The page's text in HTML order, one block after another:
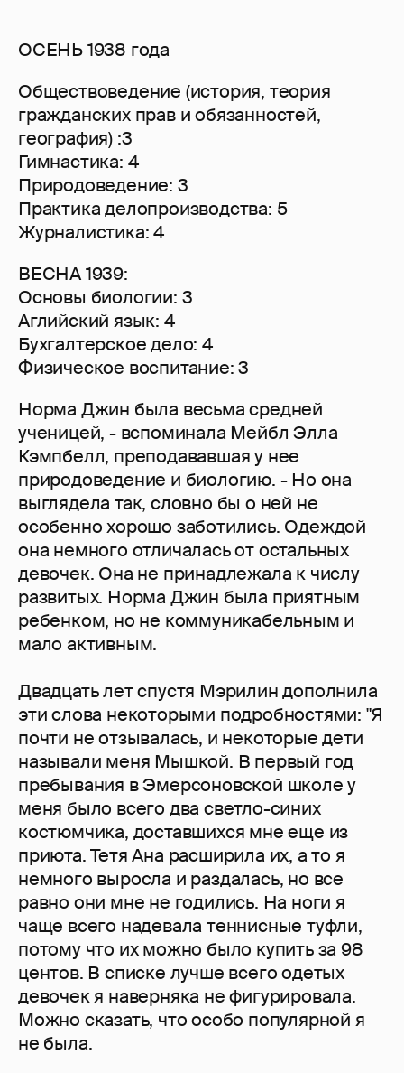
ОСЕНЬ 1938 года
Обществоведение (история, теория
гражданских прав и обязанностей,
география) :3
Гимнастика: 4
Природоведение: 3
Практика делопроизводства: 5
Журналистика: 4
ВЕСНА 1939:
Основы биологии: 3
Аглийский язык: 4
Бухгалтерское дело: 4
Физическое воспитание: 3
Норма Джин была весьма средней
ученицей, - вспоминала Мейбл Элла
Кэмпбелл, преподававшая у нее
природоведение и биологию. - Но она
выглядела так, словно бы о ней не
особенно хорошо заботились. Одеждой
она немного отличалась от остальных
девочек. Она не принадлежала к числу
развитых. Норма Джин была приятным
ребенком, но не коммуникабельным и
мало активным.
Двадцать лет спустя Мэрилин дополнила
эти слова некоторыми подробностями: "Я
почти не отзывалась, и некоторые дети
называли меня Мышкой. В первый год
пребывания в Эмерсоновской школе у
меня было всего два светло-синих
костюмчика, доставшихся мне еще из
приюта. Тетя Ана расширила их, а то я
немного выросла и раздалась, но все
равно они мне не годились. На ноги я
чаще всего надевала теннисные туфли,
потому что их можно было купить за 98
центов. В списке лучше всего одетых
девочек я наверняка не фигурировала.
Можно сказать, что особо популярной я
не была.